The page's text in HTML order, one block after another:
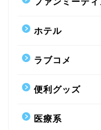
ホテル
ラブコメ
便利グッズ
医療系